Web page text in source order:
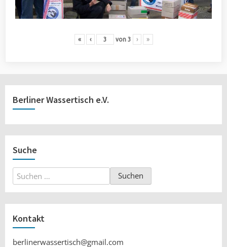
« ‹ von 3 › »
Berliner Wassertisch e.V.
Suche
Suchen
nach:
Kontakt
berlinerwassertisch@gmail.com